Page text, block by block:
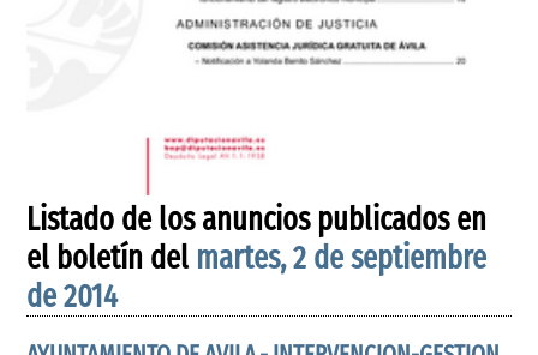
Listado de los anuncios publicados en
el boletín del martes, 2 de septiembre
de 2014